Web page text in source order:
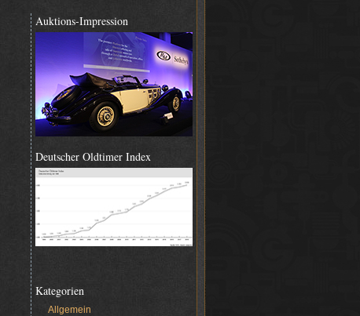
Auktions-Impression
Deutscher Oldtimer Index
Kategorien
Allgemein